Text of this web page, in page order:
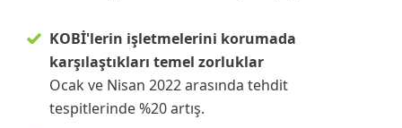
KOBİ'lerin işletmelerini korumada
karşılaştıkları temel zorluklar
Ocak ve Nisan 2022 arasında tehdit
tespitlerinde %20 artış.